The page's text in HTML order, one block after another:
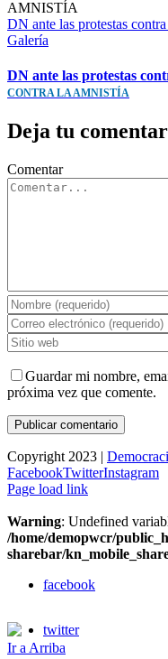
DN ante las protestas
Galería
DN ante las protestas
CONTRA LA AMNISTÍA
Deja tu
Comentar
Guardar mi nombre,
próxima vez que comente.
Copyright 2023 |
FacebookTwitterInstagram
Page load link
Warning: Undefined
/home/demopwcr/
sharebar/
facebook
twitter
Ir a Arriba